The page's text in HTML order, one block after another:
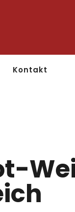
Kontakt